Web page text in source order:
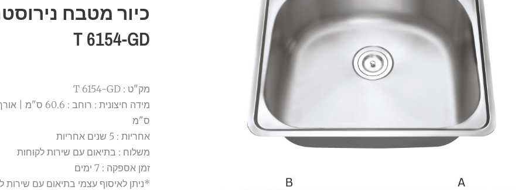
כיור מטבח
T 6154-GD
מק"ט : T 6154-GD
ס"מ
אחריות : 5 שנים אחריות
משלוח : בתיאום עם שירות לקוחות
זמן אספקה : 7 ימים
*ניתן לאיסוף עצמי בתיאום עם שירות